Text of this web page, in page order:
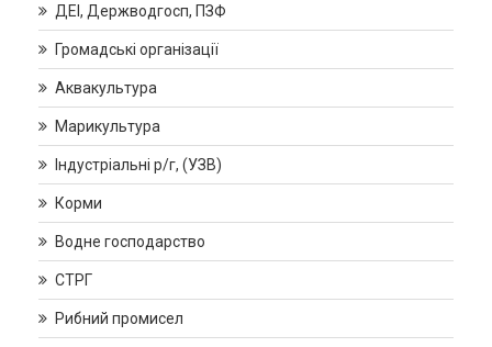
ДЕІ, Держводгосп, ПЗФ
Громадські організації
Аквакультура
Марикультура
Індустріальні р/г, (УЗВ)
Корми
Водне господарство
СТРГ
Рибний промисел